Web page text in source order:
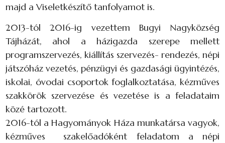
majd a Viseletkészítő tanfolyamot is.
2013-tól 2016-ig vezettem Bugyi Nagyközség
Tájházát, ahol a házigazda szerepe mellett
programszervezés, kiállítás szervezés- rendezés, népi
játszóház vezetés, pénzügyi és gazdasági ügyintézés,
iskolai, óvodai csoportok foglalkoztatása, kézműves
szakkörök szervezése és vezetése is a feladataim
közé tartozott.
2016-tól a Hagyományok Háza munkatársa vagyok,
kézműves szakelőadóként feladatom a népi